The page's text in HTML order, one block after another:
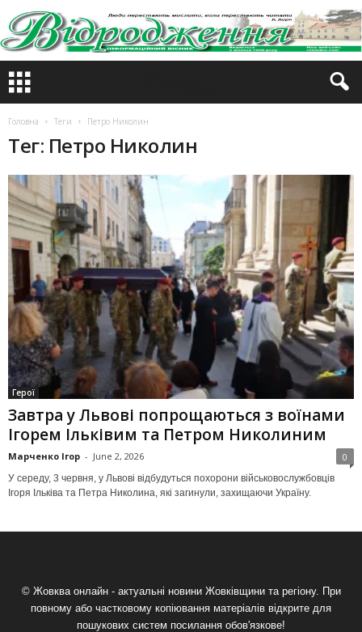
Головна Теги Петро Николин
Тег: Петро Николин
Герої
Завтра у Львові попрощаються з воїнами
Ігорем Ільківим та Петром Николиним
Марченко Ігор - June 2, 2026 0
У середу, 3 червня, у Львові відбудуться похорони військовослужбовців
Ігоря Ільківа та Петра Николина, які загинули, захищаючи Україну.
© Жовква онлайн - актуальні новини Жовківщини та регіону. При
повному або частковому копіювання матеріалів відкрите для
пошукових систем посилання обов'язкове!